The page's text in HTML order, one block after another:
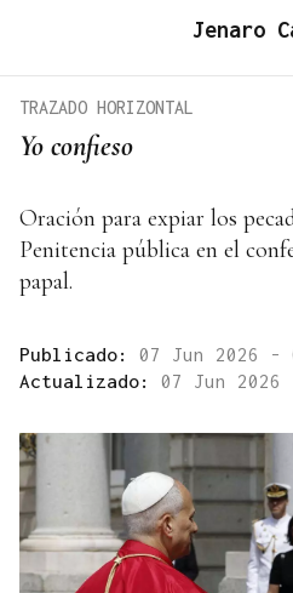
Jenaro
Yo confieso
TRAZADO HORIZONTAL
Oración para expiar los
Penitencia pública en el
papal.
Publicado: 07 Jun 2026 -
Actualizado: 07 Jun 2026